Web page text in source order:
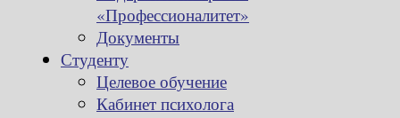
«Профессионалитет»
Документы
Студенту
Целевое обучение
Кабинет психолога